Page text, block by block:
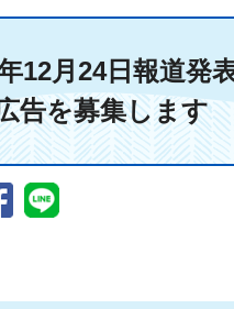
12月24日報道
告を募集します